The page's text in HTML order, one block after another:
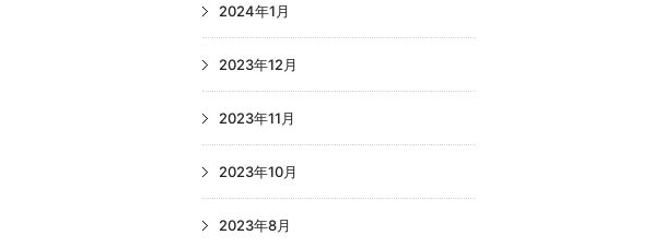
2024年1月
2023年12月
2023年11月
2023年10月
2023年8月